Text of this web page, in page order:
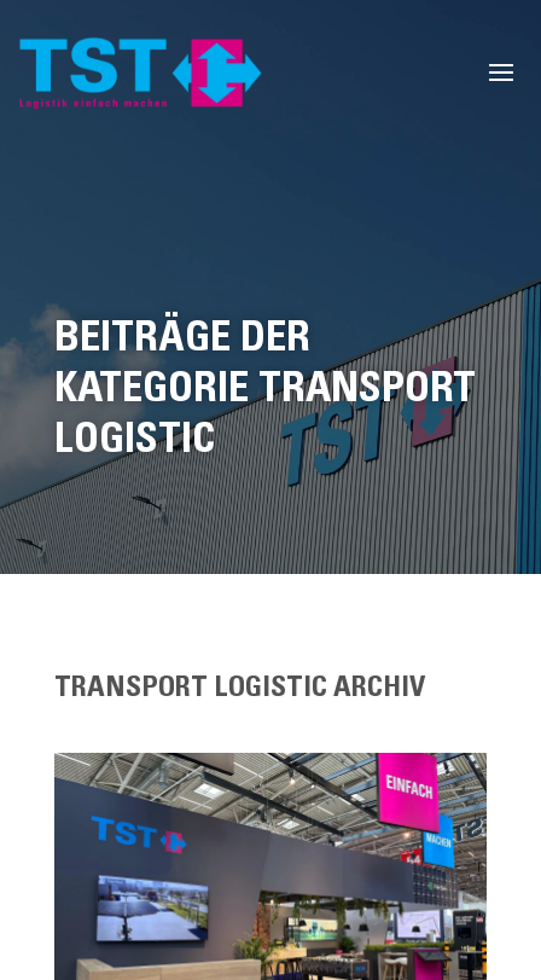
BEITRÄGE DER
KATEGORIE TRANSPORT
LOGISTIC
TRANSPORT LOGISTIC ARCHIV